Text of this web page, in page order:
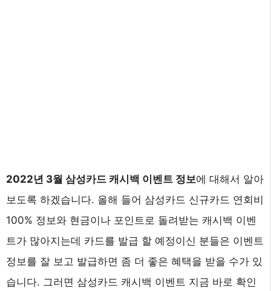
2022년 3월 삼성카드 캐시백 이벤트 정보에 대해서 알아
보도록 하겠습니다. 올해 들어 삼성카드 신규카드 연회비
100% 정보와 현금이나 포인트로 돌려받는 캐시백 이벤
트가 많아지는데 카드를 발급 할 예정이신 분들은 이벤트
정보를 잘 보고 발급하면 좀 더 좋은 혜택을 받을 수가 있
습니다. 그러면 삼성카드 캐시백 이벤트 지금 바로 확인